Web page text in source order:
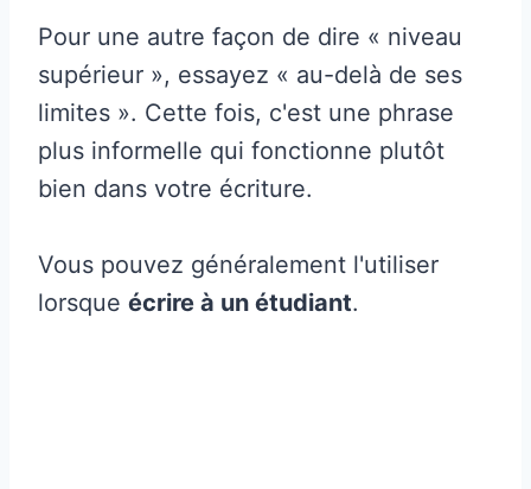
Pour une autre façon de dire « niveau
supérieur », essayez « au-delà de ses
limites ». Cette fois, c'est une phrase
plus informelle qui fonctionne plutôt
bien dans votre écriture.
Vous pouvez généralement l'utiliser
lorsque écrire à un étudiant.